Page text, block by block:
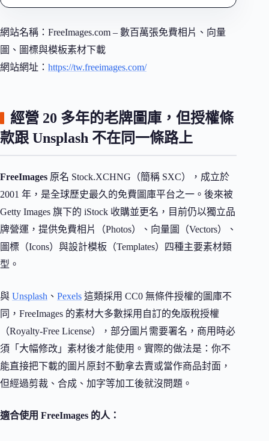
網站名稱：FreeImages.com – 數百萬張免費相片、向量
圖、圖標與模板素材下載
網站網址： https://tw.freeimages.com/
經營 20 多年的老牌圖庫，但授權條
款跟 Unsplash 不在同一條路上
FreeImages 原名 Stock.XCHNG（簡稱 SXC），成立於
2001 年，是全球歷史最久的免費圖庫平台之一。後來被
Getty Images 旗下的 iStock 收購並更名，目前仍以獨立品
牌營運，提供免費相片（Photos）、向量圖（Vectors）、
圖標（Icons）與設計模板（Templates）四種主要素材類
型。
與 Unsplash 、 Pexels 這類採用 CC0 無條件授權的圖庫不
同，FreeImages 的素材大多數採用自訂的免版稅授權
（Royalty-Free License），部分圖片需要署名，商用時必
須「大幅修改」素材後才能使用。實際的做法是：你不
能直接把下載的圖片原封不動拿去賣或當作商品封面，
但經過剪裁、合成、加字等加工後就沒問題。
適合使用 FreeImages 的人：